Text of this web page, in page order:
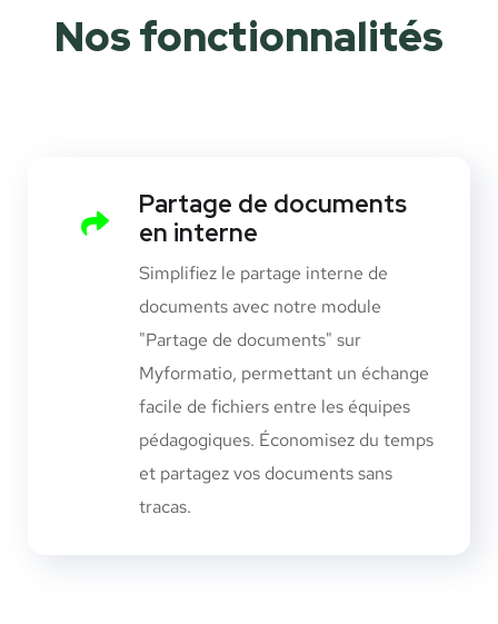
Nos fonctionnalités
Partage de documents
en interne
Simplifiez le partage interne de
documents avec notre module
"Partage de documents" sur
Myformatio, permettant un échange
facile de fichiers entre les équipes
pédagogiques. Économisez du temps
et partagez vos documents sans
tracas.